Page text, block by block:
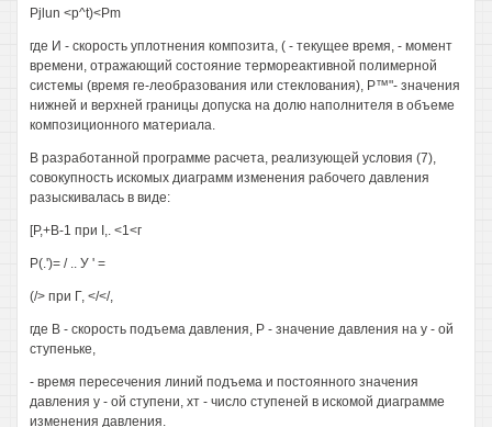
Pjlun <p^t)<Pm
где И - скорость уплотнения композита, ( - текущее время, - момент
времени, отражающий состояние термореактивной полимерной
системы (время ге-леобразования или стеклования), Р™"- значения
нижней и верхней границы допуска на долю наполнителя в объеме
композиционного материала.
В разработанной программе расчета, реализующей условия (7),
совокупность искомых диаграмм изменения рабочего давления
разыскивалась в виде:
[Р,+В-1 при I,. <1<г
Р(.')= / .. У ' =
(/> при Г, </</,
где В - скорость подъема давления, Р - значение давления на у - ой
ступеньке,
- время пересечения линий подъема и постоянного значения
давления у - ой ступени, хт - число ступеней в искомой диаграмме
изменения давления.